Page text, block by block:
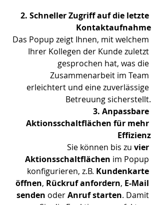
2. Schneller Zugriff auf die letzte
Kontaktaufnahme
Das Popup zeigt Ihnen, mit welchem
Ihrer Kollegen der Kunde zuletzt
gesprochen hat, was die
Zusammenarbeit im Team
erleichtert und eine zuverlässige
Betreuung sicherstellt.
3. Anpassbare
Aktionsschaltflächen für mehr
Effizienz
Sie können bis zu vier
Aktionsschaltflächen im Popup
konfigurieren, z.B. Kundenkarte
öffnen, Rückruf anfordern, E-Mail
senden oder Anruf starten. Damit